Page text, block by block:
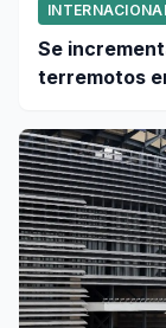
Se
terremotos